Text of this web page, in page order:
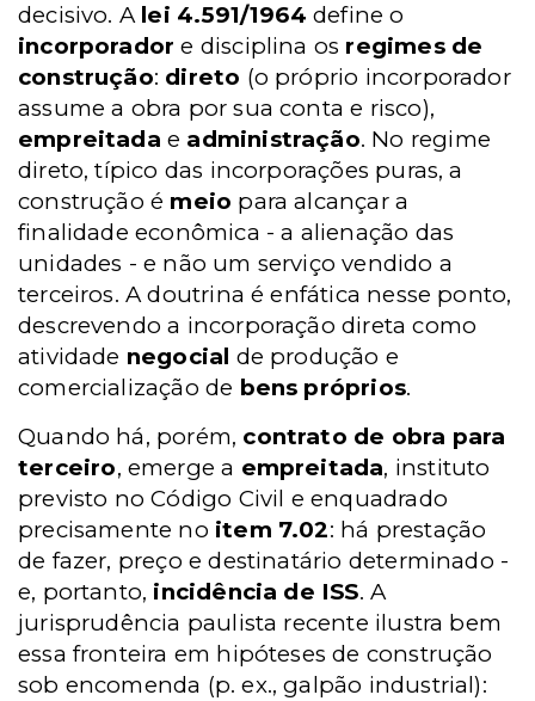
decisivo. A lei 4.591/1964 define o
incorporador e disciplina os regimes de
construção: direto (o próprio incorporador
assume a obra por sua conta e risco),
empreitada e administração. No regime
direto, típico das incorporações puras, a
construção é meio para alcançar a
finalidade econômica - a alienação das
unidades - e não um serviço vendido a
terceiros. A doutrina é enfática nesse ponto,
descrevendo a incorporação direta como
atividade negocial de produção e
comercialização de bens próprios.
Quando há, porém, contrato de obra para
terceiro, emerge a empreitada, instituto
previsto no Código Civil e enquadrado
precisamente no item 7.02: há prestação
de fazer, preço e destinatário determinado -
e, portanto, incidência de ISS. A
jurisprudência paulista recente ilustra bem
essa fronteira em hipóteses de construção
sob encomenda (p. ex., galpão industrial):